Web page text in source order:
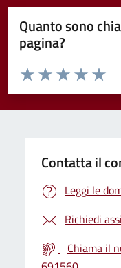
Quanto sono
pagina?
Valuta da 1 a 5 stelle la
Valuta 4
Valuta 3
Valuta 2 stelle su
Valuta 1 stelle su 5
Contatta il
Leggi le
Richiedi
Chiama il